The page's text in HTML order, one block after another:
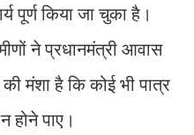
पूर्ण किया जा चुका है।
ने प्रधानमंत्री आवास
मंशा है कि कोई भी पात्र
होने पाए।